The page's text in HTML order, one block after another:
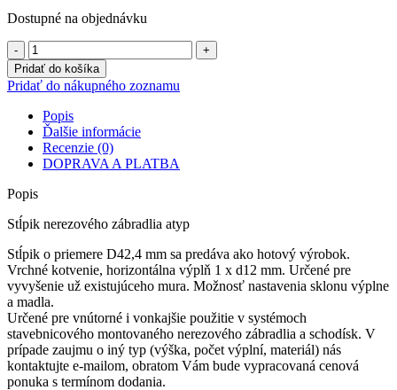
Dostupné na objednávku
množstvo
Nerezový
stĺpik
atyp
Pridať do košíka
Pridať do nákupného zoznamu
Popis
Ďalšie informácie
Recenzie (0)
DOPRAVA A PLATBA
Popis
Stĺpik nerezového zábradlia atyp
Stĺpik o priemere D42,4 mm sa predáva ako hotový výrobok.
Vrchné kotvenie, horizontálna výplň 1 x d12 mm. Určené pre
vyvyšenie už existujúceho mura. Možnosť nastavenia sklonu výplne
a madla.
Určené pre vnútorné i vonkajšie použitie v systémoch
stavebnicového montovaného nerezového zábradlia a schodísk. V
prípade zaujmu o iný typ (výška, počet výplní, materiál) nás
kontaktujte e-mailom, obratom Vám bude vypracovaná cenová
ponuka s termínom dodania.